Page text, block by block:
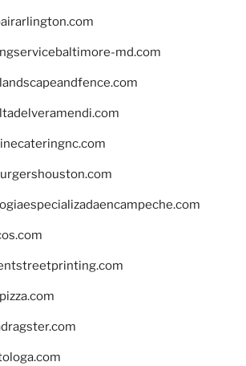
md.com